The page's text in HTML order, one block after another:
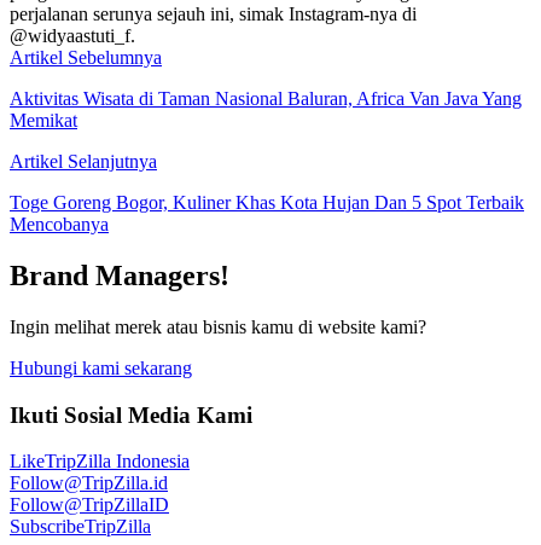
perjalanan serunya sejauh ini, simak Instagram-nya di
@widyaastuti_f.
Artikel Sebelumnya
Aktivitas Wisata di Taman Nasional Baluran, Africa Van Java Yang
Memikat
Artikel Selanjutnya
Toge Goreng Bogor, Kuliner Khas Kota Hujan Dan 5 Spot Terbaik
Mencobanya
Brand Managers!
Ingin melihat merek atau bisnis kamu di website kami?
Hubungi kami sekarang
Ikuti Sosial Media Kami
LikeTripZilla Indonesia
Follow@TripZilla.id
Follow@TripZillaID
SubscribeTripZilla